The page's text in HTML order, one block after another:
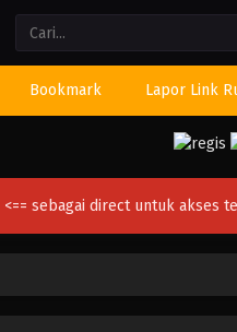
Bookmark Lapor Link
<== sebagai direct untuk akses